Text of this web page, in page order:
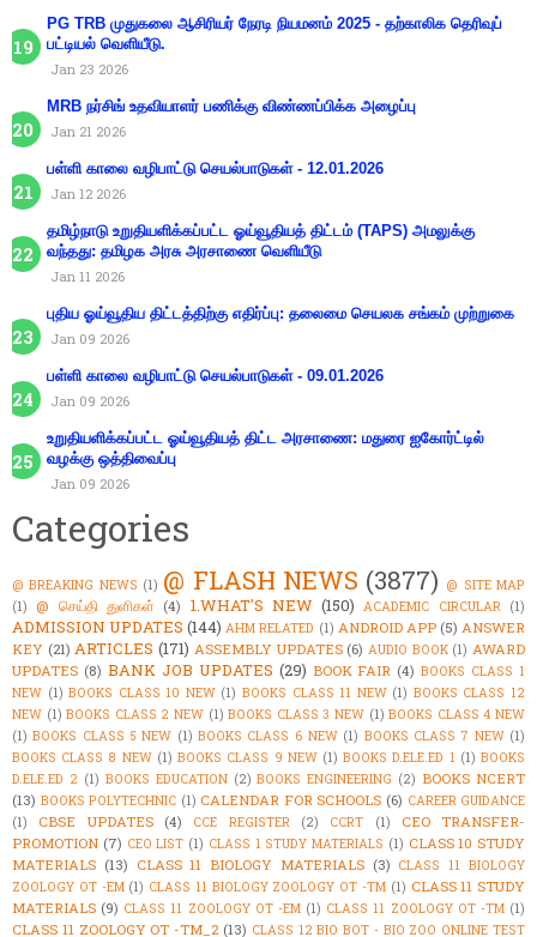
PG TRB முதுகலை ஆசிரியர் நேரடி நியமனம் 2025 - தற்காலிக தெரிவுப்
பட்டியல் வெளியீடு.
Jan 23 2026
MRB நர்சிங் உதவியாளர் பணிக்கு விண்ணப்பிக்க அழைப்பு
Jan 21 2026
பள்ளி காலை வழிபாட்டு செயல்பாடுகள் - 12.01.2026
Jan 12 2026
தமிழ்நாடு உறுதியளிக்கப்பட்ட ஓய்வூதியத் திட்டம் (TAPS) அமலுக்கு
வந்தது: தமிழக அரசு அரசாணை வெளியீடு
Jan 11 2026
புதிய ஓய்வூதிய திட்டத்திற்கு எதிர்ப்பு: தலைமை செயலக சங்கம் முற்றுகை
Jan 09 2026
பள்ளி காலை வழிபாட்டு செயல்பாடுகள் - 09.01.2026
Jan 09 2026
உறுதியளிக்கப்பட்ட ஓய்வூதியத் திட்ட அரசாணை: மதுரை ஐகோர்ட்டில்
வழக்கு ஒத்திவைப்பு
Jan 09 2026
Categories
@ BREAKING NEWS (1) @ FLASH NEWS (3877) @ SITE MAP
(1) @ செய்தி துளிகள் (4) 1.WHAT'S NEW (150) ACADEMIC CIRCULAR (1)
ADMISSION UPDATES (144) AHM RELATED (1) ANDROID APP (5) ANSWER
KEY (21) ARTICLES (171) ASSEMBLY UPDATES (6) AUDIO BOOK (1) AWARD
UPDATES (8) BANK JOB UPDATES (29) BOOK FAIR (4) BOOKS CLASS 1
NEW (1) BOOKS CLASS 10 NEW (1) BOOKS CLASS 11 NEW (1) BOOKS CLASS 12
NEW (1) BOOKS CLASS 2 NEW (1) BOOKS CLASS 3 NEW (1) BOOKS CLASS 4 NEW
(1) BOOKS CLASS 5 NEW (1) BOOKS CLASS 6 NEW (1) BOOKS CLASS 7 NEW (1)
BOOKS CLASS 8 NEW (1) BOOKS CLASS 9 NEW (1) BOOKS D.ELE.ED 1 (1) BOOKS
D.ELE.ED 2 (1) BOOKS EDUCATION (2) BOOKS ENGINEERING (2) BOOKS NCERT
(13) BOOKS POLYTECHNIC (1) CALENDAR FOR SCHOOLS (6) CAREER GUIDANCE
(1)
CBSE UPDATES (4) CCE REGISTER (2) CCRT (1)
CEO TRANSFER-
PROMOTION (7) CEO LIST (1) CLASS 1 STUDY MATERIALS (1) CLASS 10 STUDY
MATERIALS (13) CLASS 11 BIOLOGY MATERIALS (3) CLASS 11 BIOLOGY
ZOOLOGY OT -EM (1) CLASS 11 BIOLOGY ZOOLOGY OT -TM (1) CLASS 11 STUDY
MATERIALS (9) CLASS 11 ZOOLOGY OT -EM (1) CLASS 11 ZOOLOGY OT -TM (1)
CLASS 11 ZOOLOGY OT -TM_2 (13) CLASS 12 BIO BOT - BIO ZOO ONLINE TEST